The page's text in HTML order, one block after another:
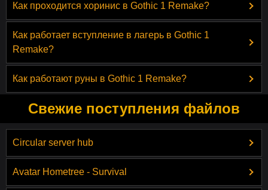
Как проходится хоринис в Gothic 1 Remake?
Как работает вступление в лагерь в Gothic 1
Remake?
Как работают руны в Gothic 1 Remake?
Свежие поступления файлов
Circular server hub
Avatar Hometree - Survival